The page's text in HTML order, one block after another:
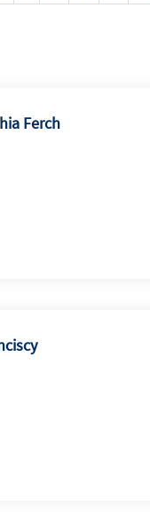
Ferch